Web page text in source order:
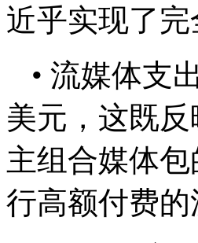
近乎实现了
• 流媒体支
美元，这既
主组合媒体
行高额付费